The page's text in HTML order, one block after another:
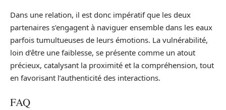
Dans une relation, il est donc impératif que les deux
partenaires s’engagent à naviguer ensemble dans les eaux
parfois tumultueuses de leurs émotions. La vulnérabilité,
loin d’être une faiblesse, se présente comme un atout
précieux, catalysant la proximité et la compréhension, tout
en favorisant l’authenticité des interactions.
FAQ